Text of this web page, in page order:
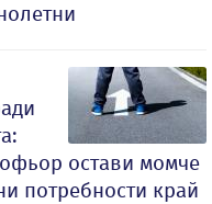
остави момче
потребности край